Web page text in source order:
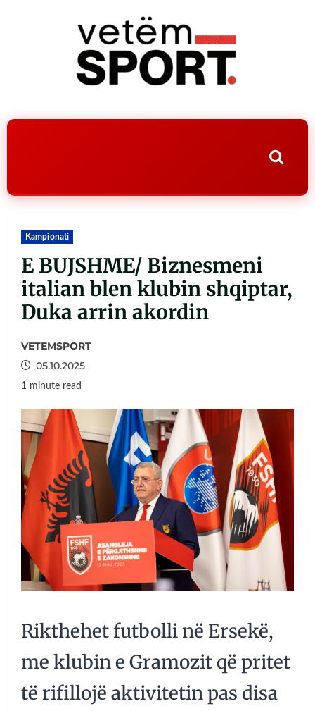
Kampionati
E BUJSHME/ Biznesmeni
italian blen klubin shqiptar,
Duka arrin akordin
VETEMSPORT
05.10.2025
1 minute read
Rikthehet futbolli në Ersekë,
me klubin e Gramozit që pritet
të rifillojë aktivitetin pas disa